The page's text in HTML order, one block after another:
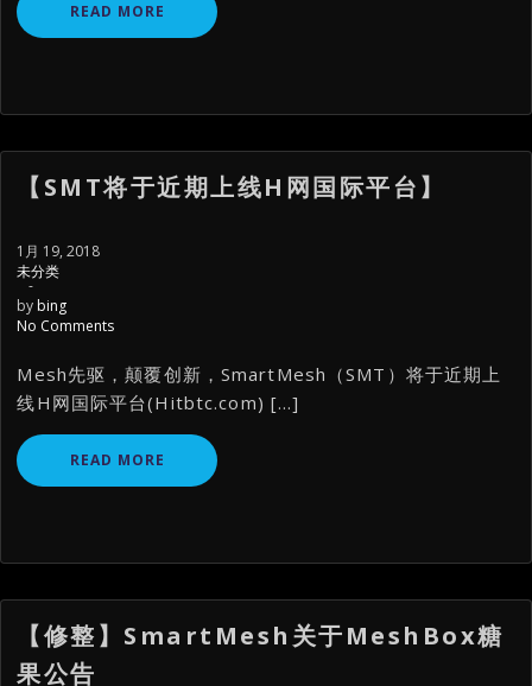
READ MORE
【SMT将于近期上线H网国际平台】
1月 19, 2018
未分类
-
by bing
No Comments
Mesh先驱，颠覆创新，SmartMesh（SMT）将于近期上
线H网国际平台(Hitbtc.com) […]
READ MORE
【修整】SmartMesh关于MeshBox糖
果公告